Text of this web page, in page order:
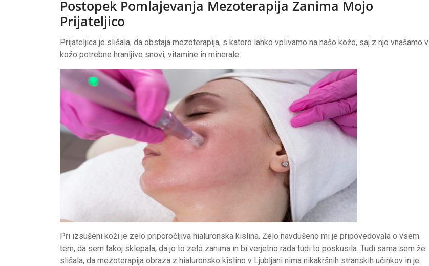
Postopek Pomlajevanja Mezoterapija Zanima Mojo
Prijateljico
Prijateljica je slišala, da obstaja mezoterapija, s katero lahko vplivamo na našo kožo, saj z njo vnašamo v
kožo potrebne hranljive snovi, vitamine in minerale.
Pri izsušeni koži je zelo priporočljiva hialuronska kislina. Zelo navdušeno mi je pripovedovala o vsem
tem, da sem takoj sklepala, da jo to zelo zanima in bi verjetno rada tudi to poskusila. Tudi sama sem že
slišala, da mezoterapija obraza z hialuronsko kislino v Ljubljani nima nikakršnih stranskih učinkov in je